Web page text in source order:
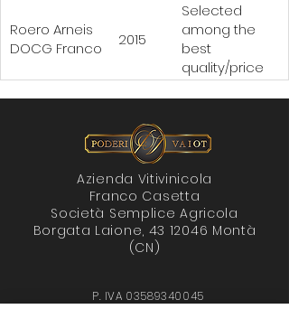
Roero Arneis
DOCG Franco
2015
Selected
among the
best
quality/prices
Azienda Vitivinicola
Franco Casetta
Società Semplice Agricola
Borgata Laione, 43 12046 Montà
(CN)
P. IVA 03589340045